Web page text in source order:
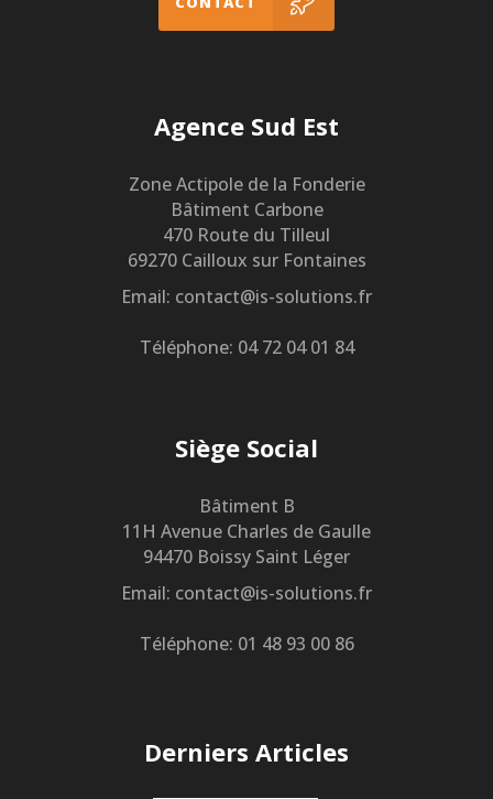
Agence Sud Est
Zone Actipole de la Fonderie
Bâtiment Carbone
470 Route du Tilleul
69270 Cailloux sur Fontaines
Email: contact@is-solutions.fr
Téléphone: 04 72 04 01 84
Siège Social
Bâtiment B
11H Avenue Charles de Gaulle
94470 Boissy Saint Léger
Email: contact@is-solutions.fr
Téléphone: 01 48 93 00 86
Derniers Articles